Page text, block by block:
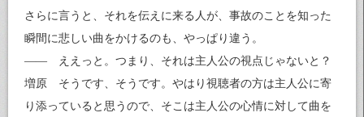
さらに言うと、それを伝えに来る人が、事故のことを知った
瞬間に悲しい曲をかけるのも、やっぱり違う。
—— ええっと。つまり、それは主人公の視点じゃないと？
増原 そうです、そうです。やはり視聴者の方は主人公に寄
り添っていると思うので、そこは主人公の心情に対して曲を